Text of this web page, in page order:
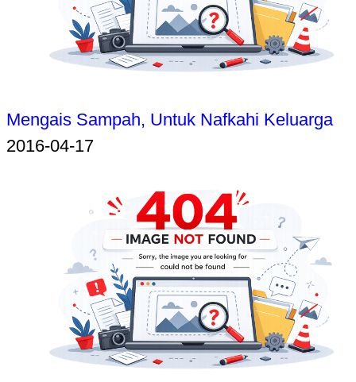
Mengais Sampah, Untuk Nafkahi Keluarga
2016-04-17